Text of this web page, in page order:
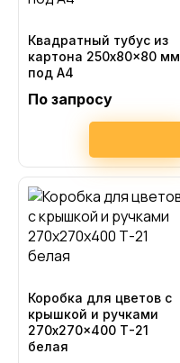
Квадратный тубус из
картона 250x80x80 мм
под А4
По запросу
Коробка для цветов с
крышкой и ручками
270x270x400 Т-21
белая